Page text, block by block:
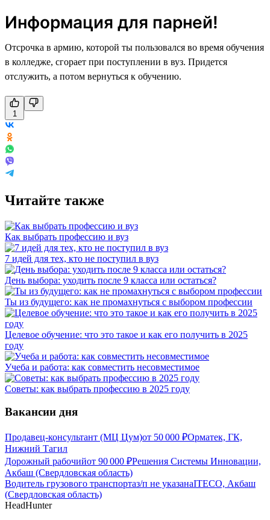
Информация для парней!
Отсрочка в армию, которой ты пользовался во время обучения
в колледже, сгорает при поступлении в вуз. Придется
отслужить, а потом вернуться к обучению.
1
Читайте также
Как выбрать профессию и вуз
7 идей для тех, кто не поступил в вуз
День выбора: уходить после 9 класса или остаться?
Ты из будущего: как не промахнуться с выбором профессии
Целевое обучение: что это такое и как его получить в 2025
году
Учеба и работа: как совместить несовместимое
Советы: как выбрать профессию в 2025 году
Вакансии дня
Продавец-консультант (МЦ Цум)от 50 000 ₽Орматек, ГК,
Нижний Тагил
Дорожный рабочийот 90 000 ₽Решения Системы Инновации,
Акбаш (Свердловская область)
Водитель грузового транспортаз/п не указанаITECO, Акбаш
(Свердловская область)
HeadHunter